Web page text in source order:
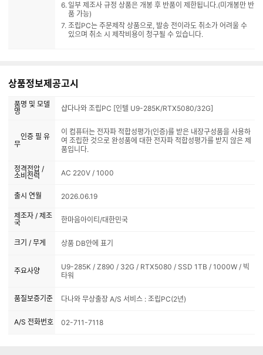
일부 제조사 규정 상품은 개봉 후 반품이 제한됩니다.(미개봉만 반
품 가능)
조립PC는 주문제작 상품으로, 발송 전이라도 취소가 어려울 수
있으며 취소 시 제작비용이 청구될 수 있습니다.
상품정보제공고시
품명 및 모델
명
샵다나와 조립PC [인텔 U9-285K/RTX5080/32G]
인증 필 유
무
이 컴퓨터는 전자파 적합성평가(인증)를 받은 내장구성품을 사용하
여 조립한 것으로 완성품에 대한 전자파 적합성평가를 받지 않은 제
품입니다.
정격전압 /
소비전력
AC 220V / 1000
출시 연월 2026.06.19
제조자 / 제조
국
한마음아이티/대한민국
크기 / 무게 상품 DB안에 표기
주요사양
U9-285K / Z890 / 32G / RTX5080 / SSD 1TB / 1000W / 빅
타워
품질보증기준 다나와 무상출장 A/S 서비스 : 조립PC(2년)
A/S 전화번호 02-711-7118